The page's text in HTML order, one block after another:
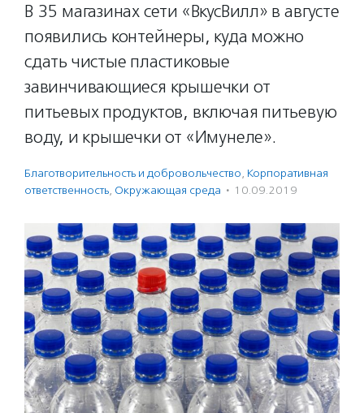
В 35 магазинах сети «ВкусВилл» в августе
появились контейнеры, куда можно
сдать чистые пластиковые
завинчивающиеся крышечки от
питьевых продуктов, включая питьевую
воду, и крышечки от «Имунеле».
Благотвори­тель­ность и доброволь­чест­во, Корпоративная
ответственность, Окружающая среда · 10.09.2019